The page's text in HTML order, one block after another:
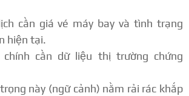
cần giá vé máy bay và tình trạng
hiện tại.
cần dữ liệu thị trường chứng
này (ngữ cảnh) nằm rải rác khắp